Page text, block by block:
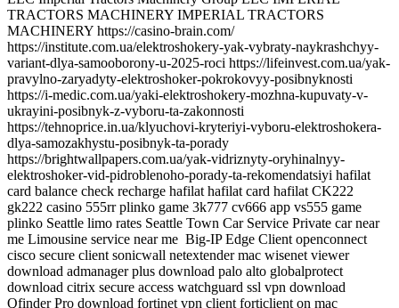
Big-IP Edge Client openconnect
cisco secure client sonicwall netextender mac wisenet viewer
download admanager plus download palo alto globalprotect
download citrix secure access watchguard ssl vpn download
Qfinder Pro download fortinet vpn client forticlient on mac